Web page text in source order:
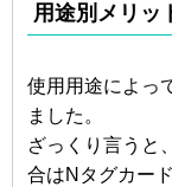
用途別メリッ
使用用途によっ
ました。
ざっくり言うと
合はNタグカー